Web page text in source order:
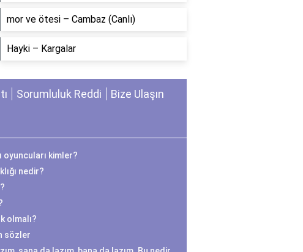
​mor ve ötesi – Cambaz (Canlı)
Hayki – Kargalar
Sorumluluk Reddi Bize Ulaşın
oyuncuları kimler?
nedir?
olmalı?
sözler